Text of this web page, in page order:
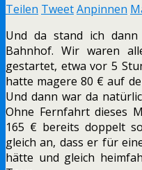
Teilen TweetAnpinnen
Und da stand ich
Bahnhof. Wir waren
gestartet, etwa vor 5
hatte magere 80 € auf
Und dann war da
Ohne Fernfahrt dieses
165 € bereits doppelt
gleich an, dass er für
hätte und gleich